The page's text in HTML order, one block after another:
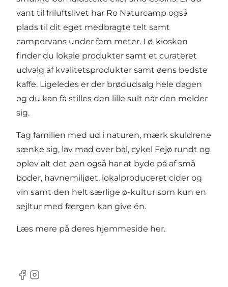
vant til friluftslivet har Ro Naturcamp også
plads til dit eget medbragte telt samt
campervans under fem meter. I ø-kiosken
finder du lokale produkter samt et curateret
udvalg af kvalitetsprodukter samt øens bedste
kaffe. Ligeledes er der brødudsalg hele dagen
og du kan få stilles den lille sult når den melder
sig.
Tag familien med ud i naturen, mærk skuldrene
sænke sig, lav mad over bål, cykel Fejø rundt og
oplev alt det øen også har at byde på af små
boder, havnemiljøet, lokalproduceret cider og
vin samt den helt særlige ø-kultur som kun en
sejltur med færgen kan give én.
Læs mere på deres hjemmeside her.
Facebook
Instagram